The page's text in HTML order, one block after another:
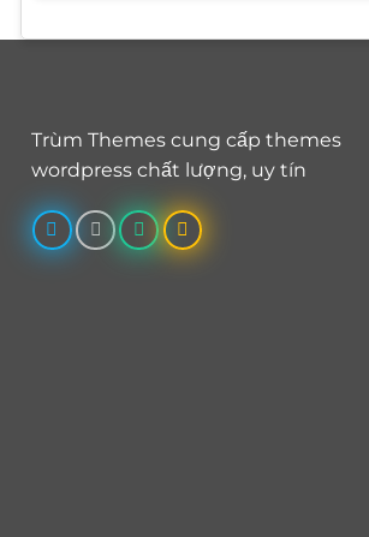
Trùm Themes cung cấp themes
wordpress chất lượng, uy tín